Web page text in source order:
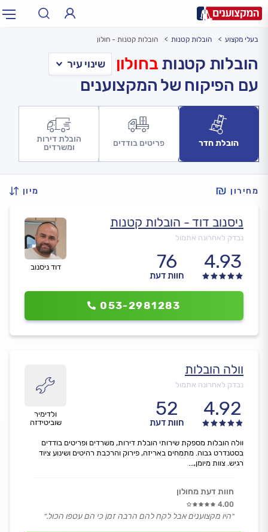
עירעיר: תל אביב, חיפה…
בעלי מקצוע הובלות קטנות הובלות קטנות - חולון
הובלות קטנות בחולון
עם הפיקוח של המקצוענים
הובלת חדר פריטים בודדים
הובלת דירות
ומשרדים
מחירון מיון
דוד ניסנוב
ניסנוב דוד - הובלות קטנות
נבדק לאחרונה אתמול
4.93
76
חוות דעת
053-2981283
ולדימיר
שוביטידזה
וולה הובלות
נבדק לאחרונה אתמול
4.92
52
חוות דעת
וולה הובלות מספקת שירותי הובלת דירות, משרדים ופריטים בודדים
בסטנדרט גבוה. מתמחים באריזה, פירוק והרכבת רהיטים ושינוע ציוד
רגיש. צוות מיומן,...
חוות דעת מחולון
4.00
״היו מקצוענים אבל לקח להם הרבה זמן כי הם עטפו הכול.״